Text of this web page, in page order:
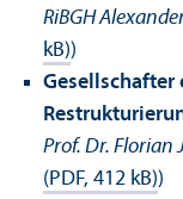
RiBGH
kB))
Gesellschafter
Prof. Dr. Florian
(PDF, 412 kB))